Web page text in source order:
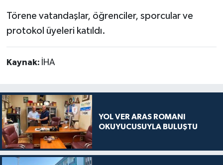
Törene vatandaşlar, öğrenciler, sporcular ve
protokol üyeleri katıldı.
Kaynak: İHA
YOL VER ARAS ROMANI
OKUYUCUSUYLA BULUŞTU